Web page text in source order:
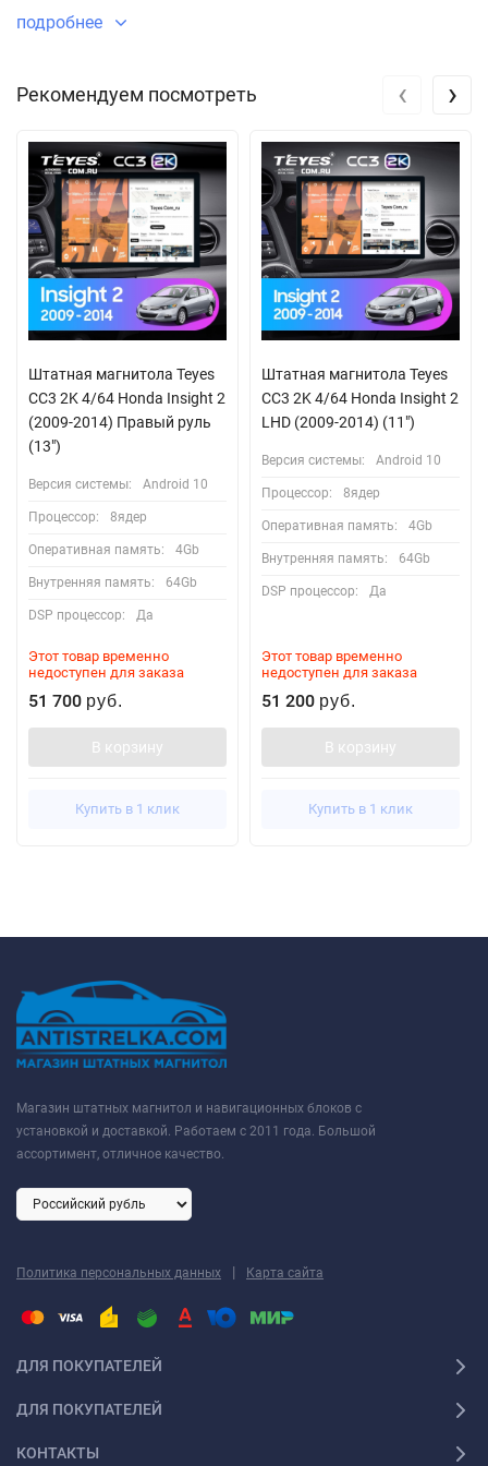
подробнее
Рекомендуем посмотреть
Штатная магнитола Teyes
CC3 2K 4/64 Honda Insight 2
(2009-2014) Правый руль
(13")
Версия системы: Android 10
Процессор: 8ядер
Оперативная память: 4Gb
Внутренняя память: 64Gb
DSP процессор: Да
Этот товар временно
недоступен для заказа
51 700 руб.
В корзину
Купить в 1 клик
Штатная магнитола Teyes
CC3 2K 4/64 Honda Insight 2
LHD (2009-2014) (11")
Версия системы: Android 10
Процессор: 8ядер
Оперативная память: 4Gb
Внутренняя память: 64Gb
DSP процессор: Да
Этот товар временно
недоступен для заказа
51 200 руб.
В корзину
Купить в 1 клик
‹ ›
Магазин штатных магнитол и навигационных блоков с
установкой и доставкой. Работаем с 2011 года. Большой
ассортимент, отличное качество.
Политика персональных данных | Карта сайта
ДЛЯ ПОКУПАТЕЛЕЙ
ДЛЯ ПОКУПАТЕЛЕЙ
КОНТАКТЫ